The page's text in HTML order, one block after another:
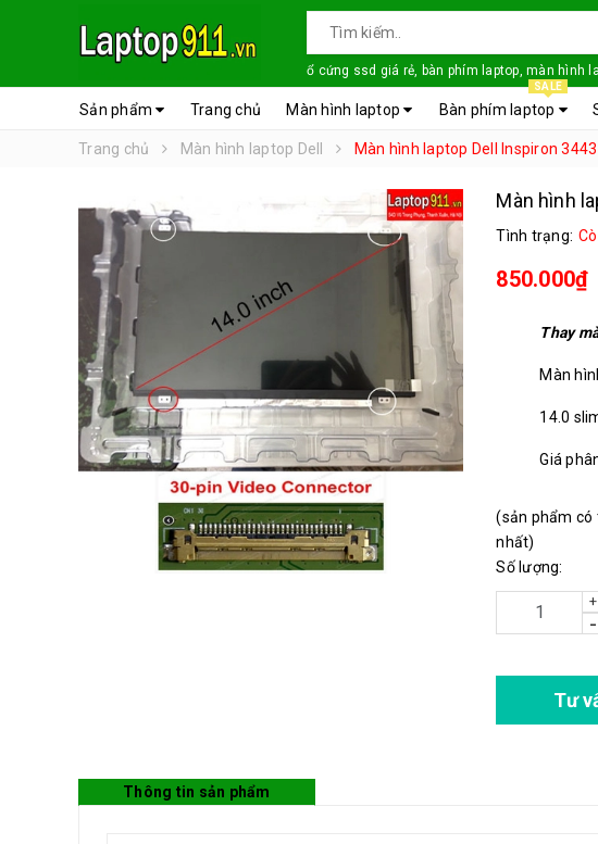
ổ cứng ssd giá rẻ, bàn phím laptop, màn hình
Sản phẩm Trang chủ Màn hình laptop Bàn phím laptop
SALE
Trang chủ Màn hình laptop Dell Màn hình laptop Dell Inspiron 3443
Màn hình
Tình trạng:
850.000₫
Thay
Màn
14.0
Giá
(sản phẩm có
nhất)
Số lượng:
+
-
Tư
Thông tin sản phẩm